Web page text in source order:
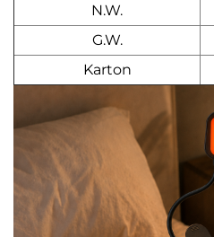
N.W.
G.W.
Karton